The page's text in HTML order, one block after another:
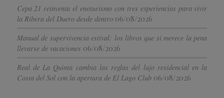
Cepa 21 reinventa el enoturismo con tres experiencias para vivir
la Ribera del Duero desde dentro 06/08/2026
Manual de supervivencia estival: los libros que sí merece la pena
llevarse de vacaciones 06/08/2026
Real de La Quinta cambia las reglas del lujo residencial en la
Costa del Sol con la apertura de El Lago Club 06/08/2026